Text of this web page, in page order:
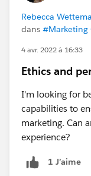
Rebecca
dans #Marketing
4 avr. 2022 à 16:33
Ethics and
I'm looking for
capabilities to
marketing. Can
experience?
1 J’aime